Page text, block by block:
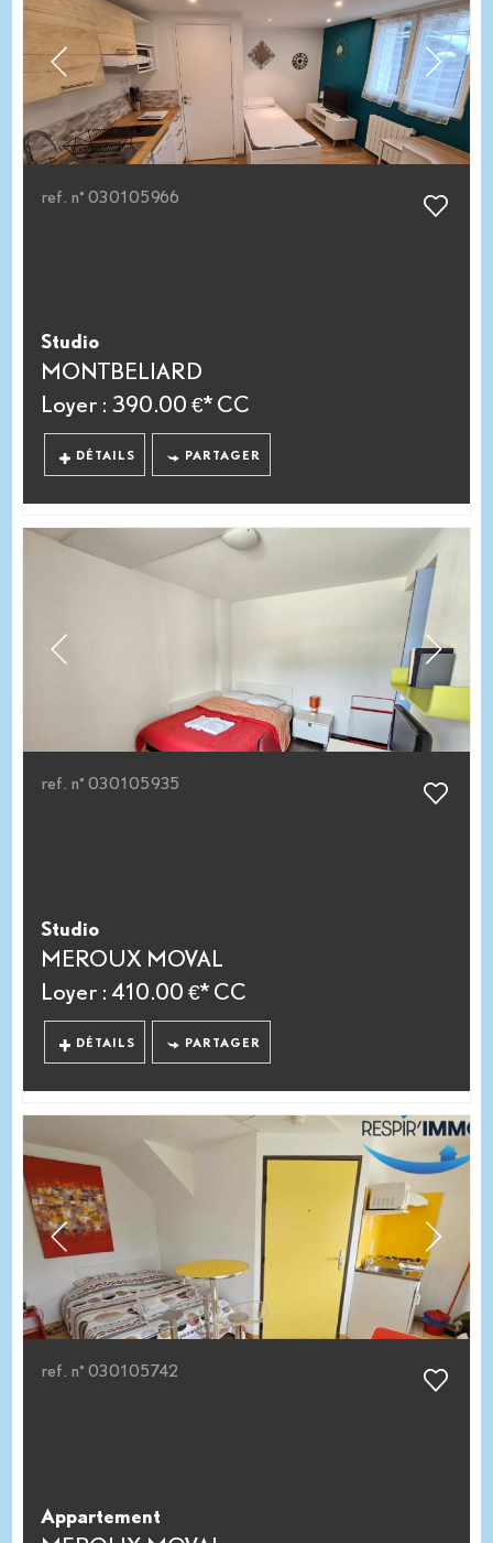
ref. n° 030105966
Studio
MONTBELIARD
Loyer : 390.00 €* CC
DÉTAILS PARTAGER
ref. n° 030105935
Studio
MEROUX MOVAL
Loyer : 410.00 €* CC
DÉTAILS PARTAGER
ref. n° 030105742
Appartement